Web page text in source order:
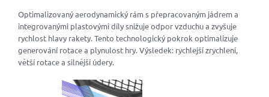
Optimalizovaný aerodynamický rám s přepracovaným jádrem a
integrovanými plastovými díly snižuje odpor vzduchu a zvyšuje
rychlost hlavy rakety. Tento technologický pokrok optimalizuje
generování rotace a plynulost hry. Výsledek: rychlejší zrychlení,
větší rotace a silnější údery.